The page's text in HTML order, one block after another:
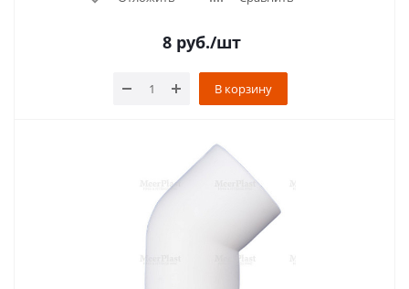
8руб./шт
В корзину